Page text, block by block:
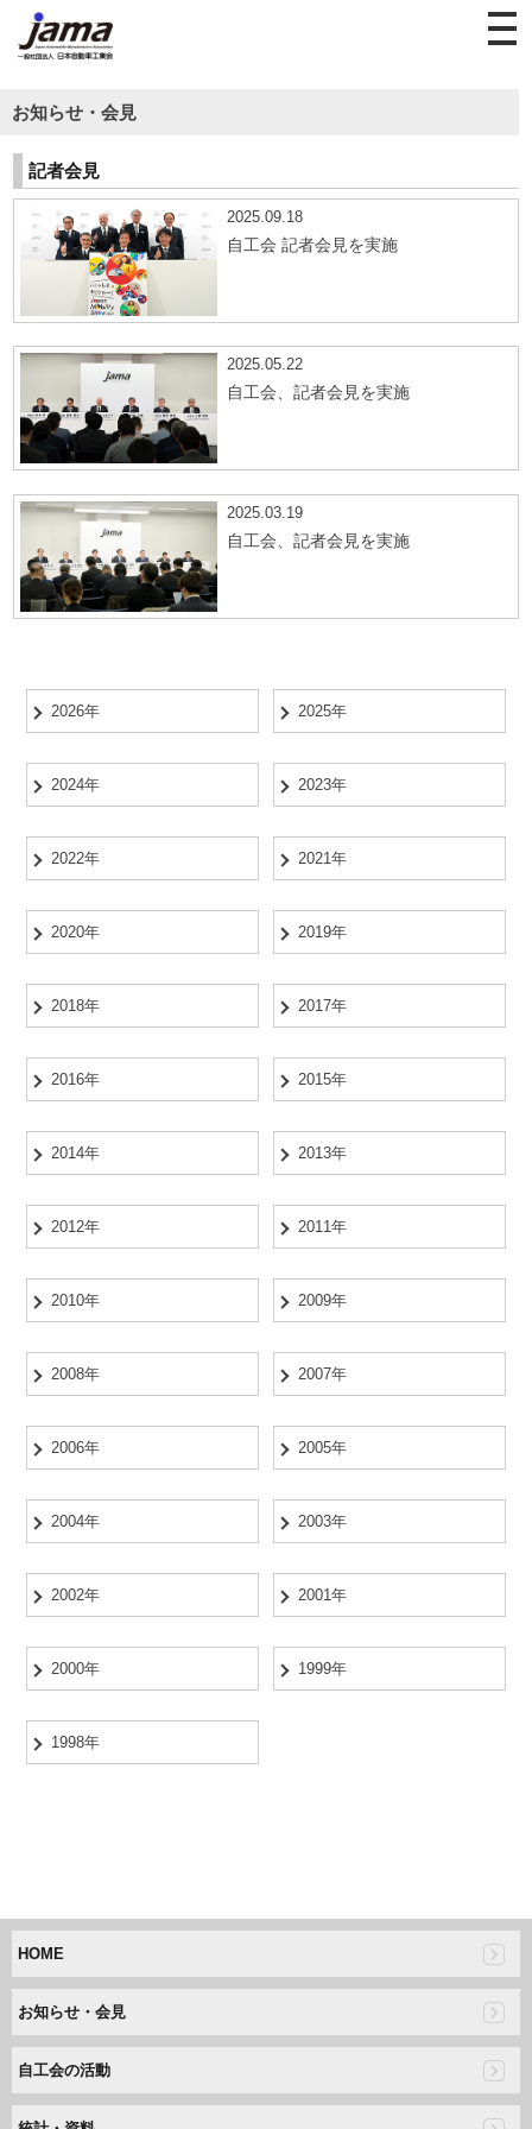
お知らせ・会見
記者会見
2025.09.18
自工会 記者会見を実施
2025.05.22
自工会、記者会見を実施
2025.03.19
自工会、記者会見を実施
2026年 2025年
2024年 2023年
2022年 2021年
2020年 2019年
2018年 2017年
2016年 2015年
2014年 2013年
2012年 2011年
2010年 2009年
2008年 2007年
2006年 2005年
2004年 2003年
2002年 2001年
2000年 1999年
1998年
HOME
お知らせ・会見
自工会の活動